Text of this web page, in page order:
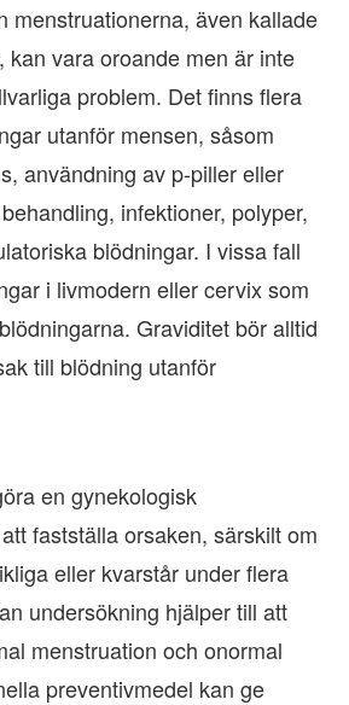
menstruationerna, även kallade
kan vara oroande men är inte
problem. Det finns flera
utanför mensen, såsom
användning av p-piller eller
infektioner, polyper,
blödningar. I vissa fall
i livmodern eller cervix som
Graviditet bör alltid
till blödning utanför
en gynekologisk
fastställa orsaken, särskilt om
eller kvarstår under flera
undersökning hjälper till att
menstruation och onormal
preventivmedel kan ge